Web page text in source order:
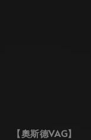
【奧斯德VAG】